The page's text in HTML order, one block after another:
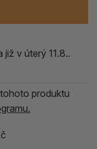
v úterý 11.8..
produktu